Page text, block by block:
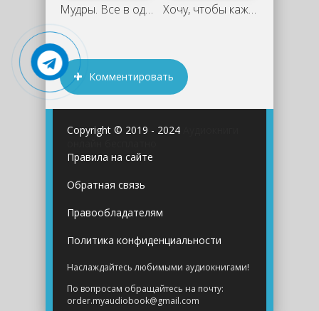
Мудры. Все в одной книге. Исполни любое Хочу, чтобы каждый из людей был
Комментировать
Copyright © 2019 - 2024
Правила на сайте
Обратная связь
Правообладателям
Политика конфиденциальности
Наслаждайтесь любимыми аудиокнигами!
По вопросам обращайтесь на почту:
order.myaudiobook@gmail.com